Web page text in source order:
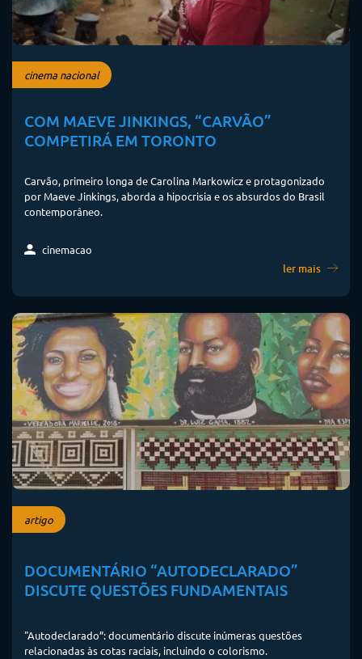
cinema nacional
COM MAEVE JINKINGS, “CARVÃO”
COMPETIRÁ EM TORONTO
Carvão, primeiro longa de Carolina Markowicz e protagonizado
por Maeve Jinkings, aborda a hipocrisia e os absurdos do Brasil
contemporâneo.
cinemacao
ler mais
artigo
DOCUMENTÁRIO “AUTODECLARADO”
DISCUTE QUESTÕES FUNDAMENTAIS
"Autodeclarado”: documentário discute inúmeras questões
relacionadas às cotas raciais, incluindo o colorismo.